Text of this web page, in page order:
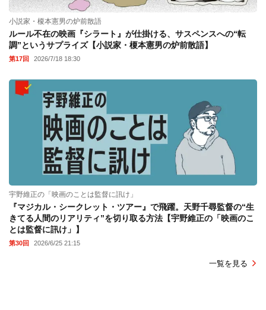
小説家・榎本憲男の炉前散語
ルール不在の映画『シラート』が仕掛ける、サスペンスへの“転
調”というサプライズ【小説家・榎本憲男の炉前散語】
第17回 2026/7/18 18:30
宇野維正の「映画のことは監督に訊け」
『マジカル・シークレット・ツアー』で飛躍。天野千尋監督の“生
きてる人間のリアリティ”を切り取る方法【宇野維正の「映画のこ
とは監督に訊け」】
第30回 2026/6/25 21:15
一覧を見る